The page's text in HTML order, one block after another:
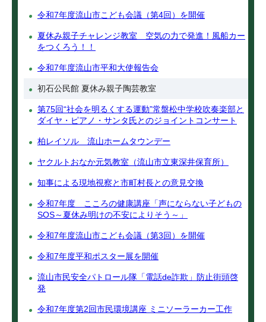
令和7年度流山市こども会議（第4回）を開催
夏休み親子チャレンジ教室 空気の力で発進！風船カー
をつくろう！！
令和7年度流山市平和大使報告会
初石公民館 夏休み親子陶芸教室
第75回“社会を明るくする運動”常盤松中学校吹奏楽部と
ダイヤ・ピアノ・サンタ氏とのジョイントコンサート
柏レイソル 流山ホームタウンデー
ヤクルトおなか元気教室（流山市立東深井保育所）
知事による現地視察と市町村長との意見交換
令和7年度 こころの健康講座「声にならない子どもの
SOS～夏休み明けの不安によりそう～」
令和7年度流山市こども会議（第3回）を開催
令和7年度平和ポスター展を開催
流山市民安全パトロール隊「電話de詐欺」防止街頭啓
発
令和7年度第2回市民環境講座 ミニソーラーカー工作